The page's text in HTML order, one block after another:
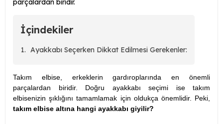
parçalardan biridir.
İçindekiler
Ayakkabı Seçerken Dikkat Edilmesi Gerekenler:
Takım elbise, erkeklerin gardıroplarında en önemli
parçalardan biridir. Doğru ayakkabı seçimi ise takım
elbisenizin şıklığını tamamlamak için oldukça önemlidir. Peki,
takım elbise altına hangi ayakkabı giyilir?